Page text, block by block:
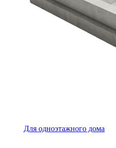
Для одноэтажного дома